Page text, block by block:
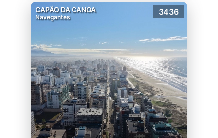
CAPÃO DA CANOA
Navegantes
3436